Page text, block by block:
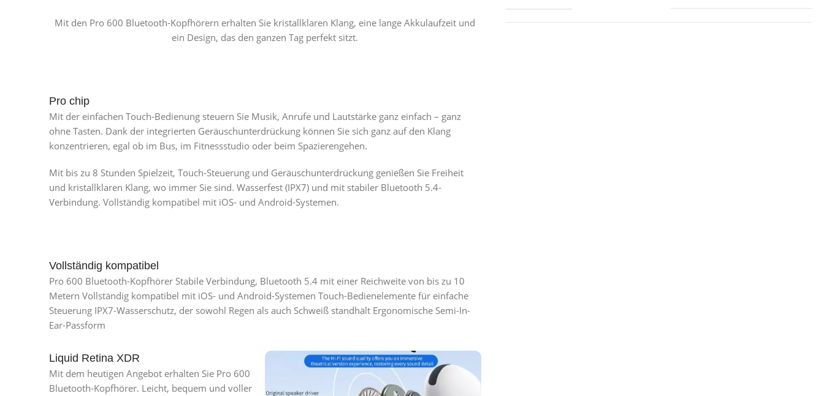
Mit den Pro 600 Bluetooth-Kopfhörern erhalten Sie kristallklaren Klang, eine lange Akkulaufzeit und
ein Design, das den ganzen Tag perfekt sitzt.
Pro chip
Mit der einfachen Touch-Bedienung steuern Sie Musik, Anrufe und Lautstärke ganz einfach – ganz
ohne Tasten. Dank der integrierten Geräuschunterdrückung können Sie sich ganz auf den Klang
konzentrieren, egal ob im Bus, im Fitnessstudio oder beim Spazierengehen.
Mit bis zu 8 Stunden Spielzeit, Touch-Steuerung und Geräuschunterdrückung genießen Sie Freiheit
und kristallklaren Klang, wo immer Sie sind. Wasserfest (IPX7) und mit stabiler Bluetooth 5.4-
Verbindung. Vollständig kompatibel mit iOS- und Android-Systemen.
Vollständig kompatibel
Pro 600 Bluetooth-Kopfhörer Stabile Verbindung, Bluetooth 5.4 mit einer Reichweite von bis zu 10
Metern Vollständig kompatibel mit iOS- und Android-Systemen Touch-Bedienelemente für einfache
Steuerung IPX7-Wasserschutz, der sowohl Regen als auch Schweiß standhält Ergonomische Semi-In-
Ear-Passform
Liquid Retina XDR
Mit dem heutigen Angebot erhalten Sie Pro 600
Bluetooth-Kopfhörer. Leicht, bequem und voller